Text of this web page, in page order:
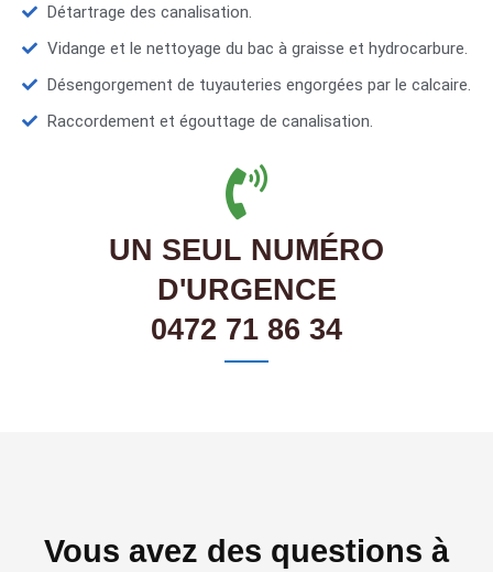
Détartrage des canalisation.
Vidange et le nettoyage du bac à graisse et hydrocarbure.
Désengorgement de tuyauteries engorgées par le calcaire.
Raccordement et égouttage de canalisation.
UN SEUL NUMÉRO
D'URGENCE
0472 71 86 34
Vous avez des questions à